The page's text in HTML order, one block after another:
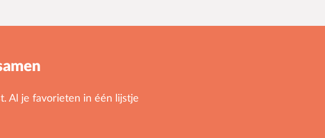
Al je favorieten in één lijstje